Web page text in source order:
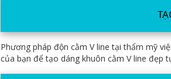
Phương pháp độn cằm V line tại thẩm mỹ
của bạn để tạo dáng khuôn cằm V line đẹp